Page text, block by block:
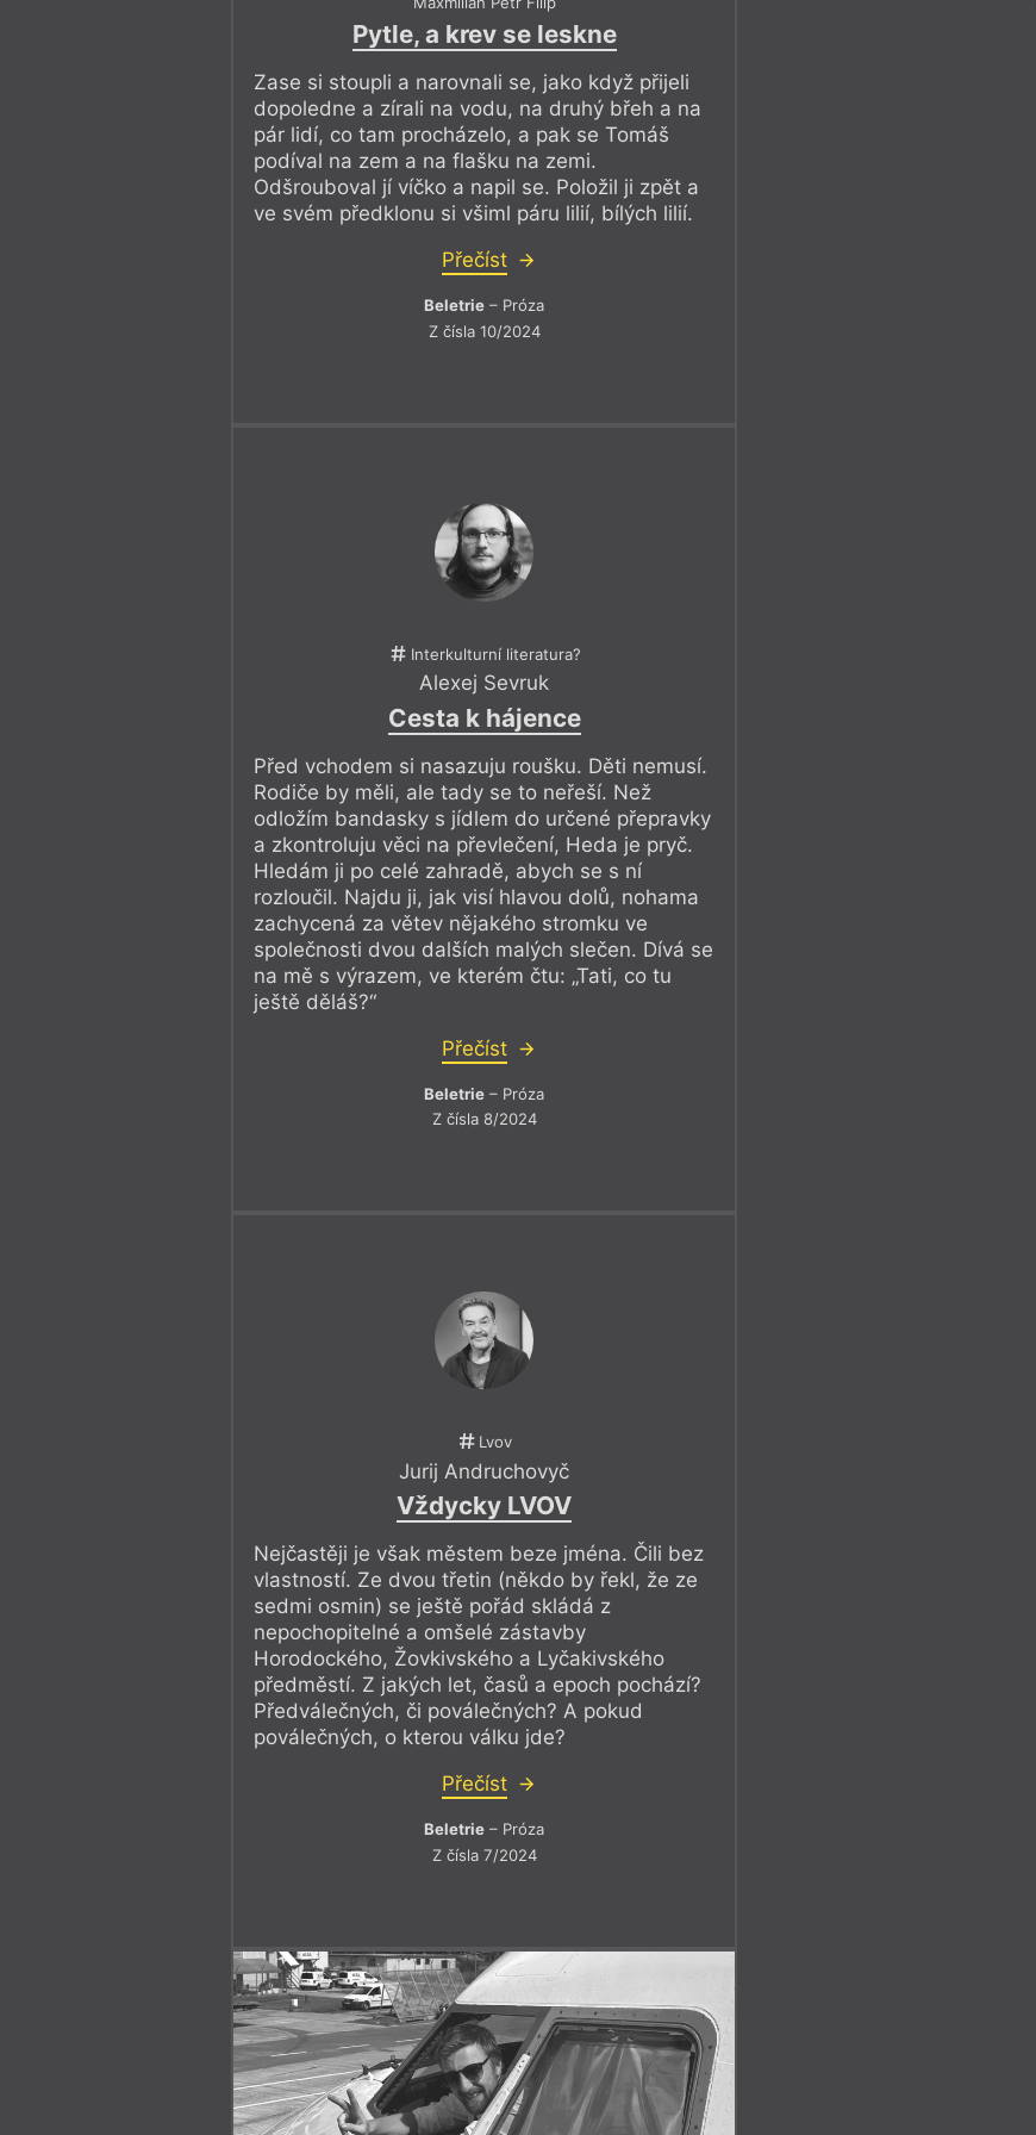
Pytle, a krev se leskne
Zase si stoupli a narovnali se, jako když přijeli
dopoledne a zírali na vodu, na druhý břeh a na
pár lidí, co tam procházelo, a pak se Tomáš
podíval na zem a na flašku na zemi.
Odšrouboval jí víčko a napil se. Položil ji zpět a
ve svém předklonu si všiml páru lilií, bílých lilií.
Přečíst
Beletrie – Próza
Z čísla 10/2024
Interkulturní literatura?
Alexej Sevruk
Cesta k hájence
Před vchodem si nasazuju roušku. Děti nemusí.
Rodiče by měli, ale tady se to neřeší. Než
odložím bandasky s jídlem do určené přepravky
a zkontroluju věci na převlečení, Heda je pryč.
Hledám ji po celé zahradě, abych se s ní
rozloučil. Najdu ji, jak visí hlavou dolů, nohama
zachycená za větev nějakého stromku ve
společnosti dvou dalších malých slečen. Dívá se
na mě s výrazem, ve kterém čtu: „Tati, co tu
ještě děláš?“
Přečíst
Beletrie – Próza
Z čísla 8/2024
Lvov
Jurij Andruchovyč
Vždycky LVOV
Nejčastěji je však městem beze jména. Čili bez
vlastností. Ze dvou třetin (někdo by řekl, že ze
sedmi osmin) se ještě pořád skládá z
nepochopitelné a omšelé zástavby
Horodockého, Žovkivského a Lyčakivského
předměstí. Z jakých let, časů a epoch pochází?
Předválečných, či poválečných? A pokud
poválečných, o kterou válku jde?
Přečíst
Beletrie – Próza
Z čísla 7/2024